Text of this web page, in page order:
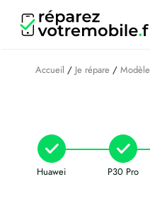
contenu
Accueil / Je répare / Modèle
Huawei P30 Pro